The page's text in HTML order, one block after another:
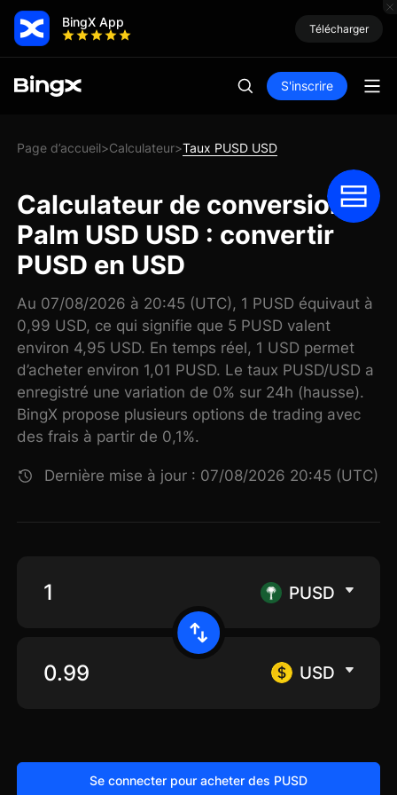
BingX App Télécharger
S'inscrire
Page d’accueil>Calculateur>Taux PUSD USD
Calculateur de conversion
Palm USD USD : convertir
PUSD en USD
Au 07/08/2026 à 20:45 (UTC), 1 PUSD équivaut à
0,99 USD, ce qui signifie que 5 PUSD valent
environ 4,95 USD. En temps réel, 1 USD permet
d’acheter environ 1,01 PUSD. Le taux PUSD/USD a
enregistré une variation de 0% sur 24h (hausse).
BingX propose plusieurs options de trading avec
des frais à partir de 0,1%.
Dernière mise à jour : 07/08/2026 20:45 (UTC)
PUSD
USD
Se connecter pour acheter des PUSD